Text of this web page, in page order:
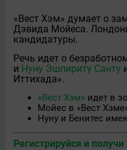
«Вест Хэм» думает о
Дэвида Мойеса.
кандидатуры.
Речь идет о
и Нуну Эшпириту Санту
Иттихада».
«Вест Хэм» идет в
Мойес в «Вест
Нуну и Бенитес
Регистрируйся и